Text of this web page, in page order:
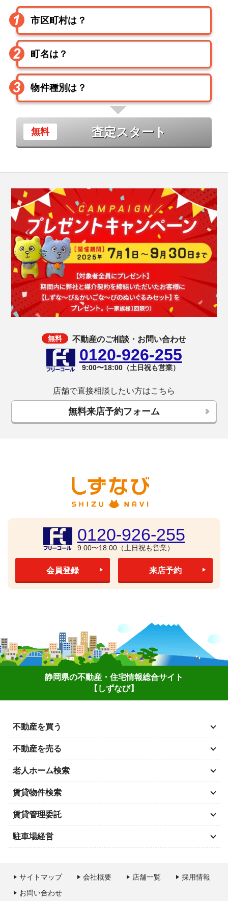
査定スタート
不動産のご相談・お問い合わせ
0120-926-255
9:00〜18:00（土日祝も営業）
店舗で直接相談したい方はこちら
無料来店予約フォーム
0120-926-255
9:00〜18:00（土日祝も営業）
会員登録 来店予約
静岡県の不動産・住宅情報総合サイト
【しずなび】
不動産を買う
不動産を売る
老人ホーム検索
賃貸物件検索
賃貸管理委託
駐車場経営
サイトマップ 会社概要 店舗一覧
採用情報
お問い合わせ